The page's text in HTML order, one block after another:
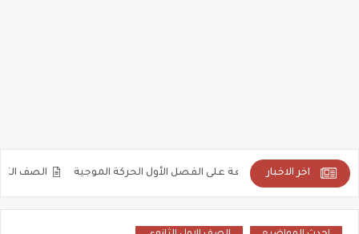
اخر الاخبار الصف الثالث الثانوى 2025: حل أسئلة على توصيل المقاومات (جزء 4 من 4 )